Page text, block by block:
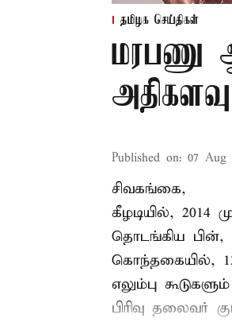
தமிழக செய்திகள்
மரபணு
Published on: 07 Aug
சிவகங்கை,
கீழடியில்,
தொடங்கிய பின்,
கொந்தகையில்,
எலும்பு
பிரிவு தலைவர்